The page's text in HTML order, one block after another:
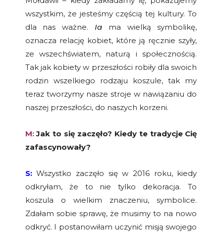
wszystkim, że jesteśmy częścią tej kultury. To
dla nas ważne. Ia ma wielką symbolikę,
oznacza relację kobiet, które ją ręcznie szyły,
ze wszechświatem, naturą i społecznością.
Tak jak kobiety w przeszłości robiły dla swoich
rodzin wszelkiego rodzaju koszule, tak my
teraz tworzymy nasze stroje w nawiązaniu do
naszej przeszłości, do naszych korzeni.
M:Jak to się zaczęło? Kiedy te tradycje Cię
zafascynowały?
S:Wszystko zaczęło się w 2016 roku, kiedy
odkryłam, że to nie tylko dekoracja. To
koszula o wielkim znaczeniu, symbolice.
Zdałam sobie sprawę, że musimy to na nowo
odkryć. I postanowiłam uczynić misją swojego